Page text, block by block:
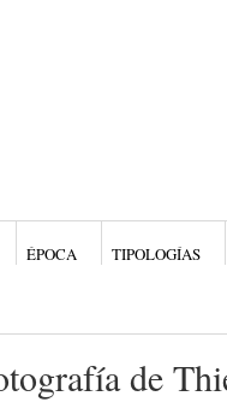
ÉPOCA TIPOLOGÍAS
de